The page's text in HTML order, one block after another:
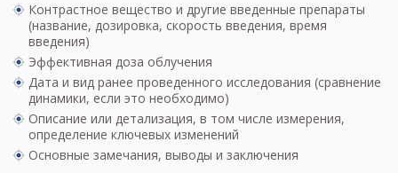
Контрастное вещество и другие введенные препараты
(название, дозировка, скорость введения, время
введения)
Эффективная доза облучения
Дата и вид ранее проведенного исследования (сравнение
динамики, если это необходимо)
Описание или детализация, в том числе измерения,
определение ключевых изменений
Основные замечания, выводы и заключения